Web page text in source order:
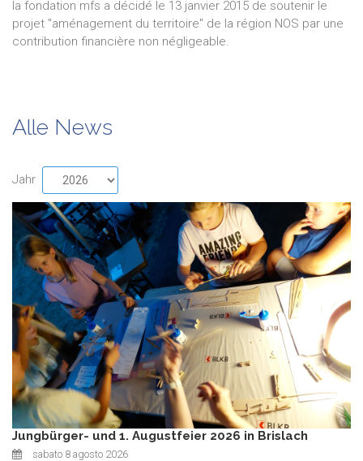
la fondation mfs a décidé le 13 janvier 2015 de soutenir le
projet "aménagement du territoire" de la région NOS par une
contribution financière non négligeable.
Alle News
Jahr
Jungbürger- und 1. Augustfeier 2026 in Brislach
sabato 8 agosto 2026